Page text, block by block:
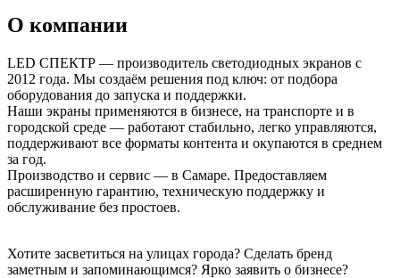
О компании
LED СПЕКТР — производитель светодиодных экранов с
2012 года. Мы создаём решения под ключ: от подбора
оборудования до запуска и поддержки.
Наши экраны применяются в бизнесе, на транспорте и в
городской среде — работают стабильно, легко управляются,
поддерживают все форматы контента и окупаются в среднем
за год.
Производство и сервис — в Самаре. Предоставляем
расширенную гарантию, техническую поддержку и
обслуживание без простоев.
Хотите засветиться на улицах города? Сделать бренд
заметным и запоминающимся? Ярко заявить о бизнесе?